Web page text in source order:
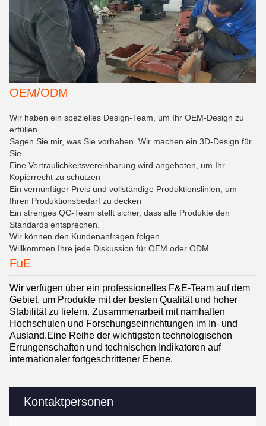
Kontaktpersonen
OEM/ODM
Wir haben ein spezielles Design-Team, um Ihr OEM-Design zu
erfüllen.
Sagen Sie mir, was Sie vorhaben. Wir machen ein 3D-Design für
Sie.
Eine Vertraulichkeitsvereinbarung wird angeboten, um Ihr
Kopierrecht zu schützen
Ein vernünftiger Preis und vollständige Produktionslinien, um
Ihren Produktionsbedarf zu decken
Ein strenges QC-Team stellt sicher, dass alle Produkte den
Standards entsprechen.
Wir können den Kundenanfragen folgen.
Willkommen Ihre jede Diskussion für OEM oder ODM
FuE
Wir verfügen über ein professionelles F&E-Team auf dem
Gebiet, um Produkte mit der besten Qualität und hoher
Stabilität zu liefern. Zusammenarbeit mit namhaften
Hochschulen und Forschungseinrichtungen im In- und
Ausland.Eine Reihe der wichtigsten technologischen
Errungenschaften und technischen Indikatoren auf
internationaler fortgeschrittener Ebene.